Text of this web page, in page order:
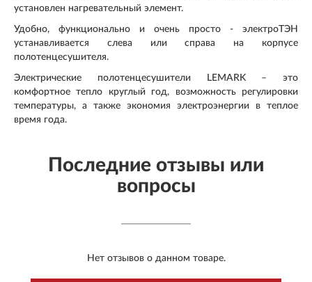
установлен нагревательный элемент.
Удобно, функционально и очень просто - электроТЭН
устанавливается слева или справа на корпусе
полотенцесушителя.
Электрические полотенцесушители LEMARK – это
комфортное тепло круглый год, возможность регулировки
температуры, а также экономия электроэнергии в теплое
время года.
Последние отзывы или
вопросы
Нет отзывов о данном товаре.